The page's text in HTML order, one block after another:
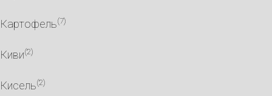
Картофель(7)
Киви(2)
Кисель(2)